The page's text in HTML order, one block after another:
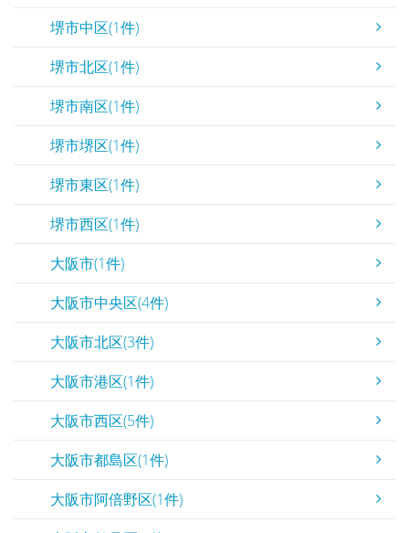
堺市中区(1件)
堺市北区(1件)
堺市南区(1件)
堺市堺区(1件)
堺市東区(1件)
堺市西区(1件)
大阪市(1件)
大阪市中央区(4件)
大阪市北区(3件)
大阪市港区(1件)
大阪市西区(5件)
大阪市都島区(1件)
大阪市阿倍野区(1件)